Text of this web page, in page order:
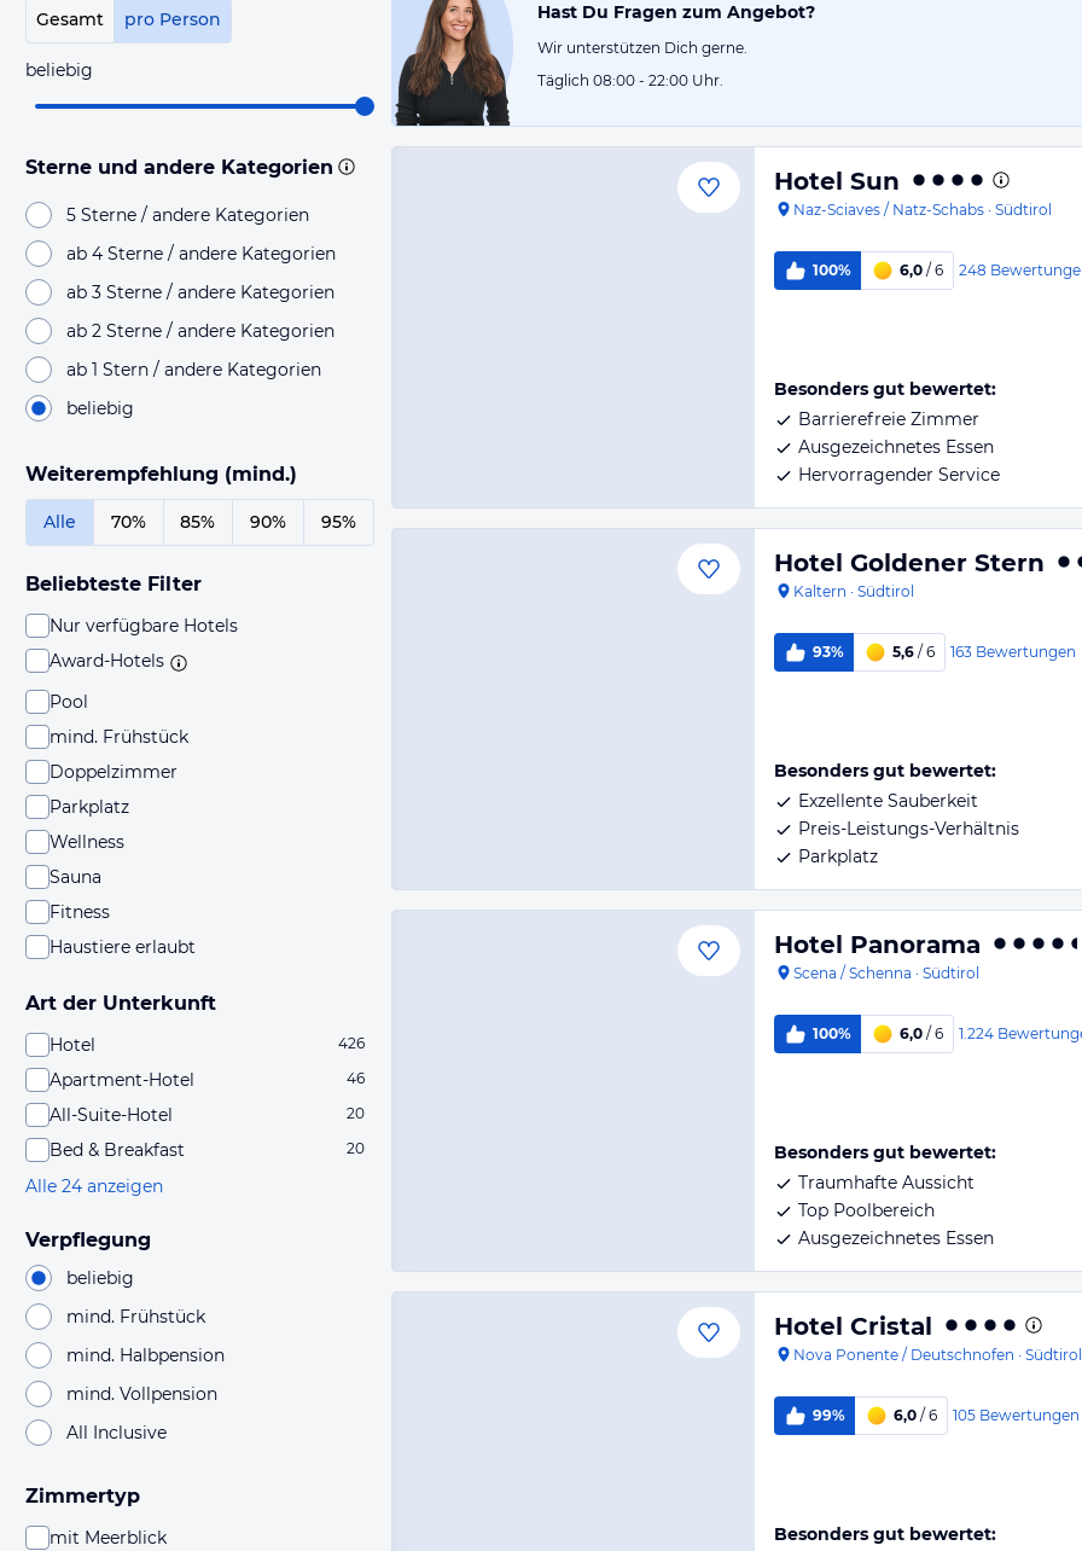
Gesamt pro Person
beliebig
Sterne und andere Kategorien
5 Sterne / andere Kategorien
ab 4 Sterne / andere Kategorien
ab 3 Sterne / andere Kategorien
ab 2 Sterne / andere Kategorien
ab 1 Stern / andere Kategorien
beliebig
Weiterempfehlung (mind.)
Alle 70% 85% 90% 95%
Beliebteste Filter
Nur verfügbare Hotels
Award-Hotels
Pool
mind. Frühstück
Doppelzimmer
Parkplatz
Wellness
Sauna
Fitness
Haustiere erlaubt
Art der Unterkunft
Hotel 426
Apartment-Hotel 46
All-Suite-Hotel 20
Bed & Breakfast 20
Alle 24 anzeigen
Verpflegung
beliebig
mind. Frühstück
mind. Halbpension
mind. Vollpension
All Inclusive
Zimmertyp
mit Meerblick
Hast Du Fragen zum Angebot?
Wir unterstützen Dich gerne.
Täglich 08:00 - 22:00 Uhr.
Hotel Sun
Naz-Sciaves / Natz-Schabs · Südtirol
100% 6,0 / 6 248
Besonders gut bewertet:
Barrierefreie Zimmer
Ausgezeichnetes Essen
Hervorragender Service
Hotel Goldener Stern
Kaltern · Südtirol
93% 5,6 / 6 163 Bewertungen
Besonders gut bewertet:
Exzellente Sauberkeit
Preis-Leistungs-Verhältnis
Parkplatz
Hotel Panorama
Scena / Schenna · Südtirol
100% 6,0 / 6 1.224
Besonders gut bewertet:
Traumhafte Aussicht
Top Poolbereich
Ausgezeichnetes Essen
Hotel Cristal
Nova Ponente / Deutschnofen · Südtirol
99% 6,0 / 6 105 Bewertungen
Besonders gut bewertet: